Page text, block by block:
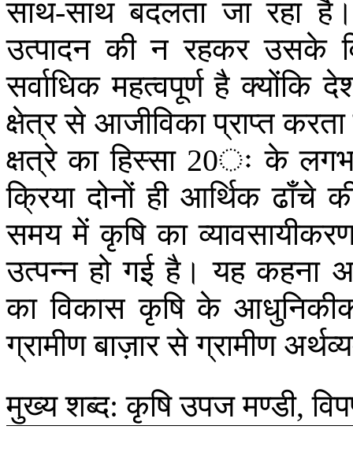
साथ-साथ बदलता जा रहा है।
उत्पादन की न रहकर उसके
सर्वाधिक महत्वपूर्ण है क्योंकि
क्षेत्र से आजीविका प्राप्त करता
क्षत्रे का हिस्सा20ः के
क्रिया दोनों ही आर्थिक ढाँचे
समय में कृषि का
उत्पन्न हो गई है। यह कहना
का विकास कृषि के
ग्रामीण बाज़ार से ग्रामीण
मुख्य शब्द:कृषि उपज मण्डी,